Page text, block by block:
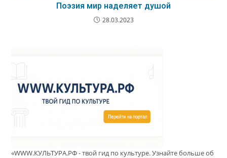
Поэзия мир наделяет душой
28.03.2023
«WWW.КУЛЬТУРА.РФ - твой гид по культуре. Узнайте больше об